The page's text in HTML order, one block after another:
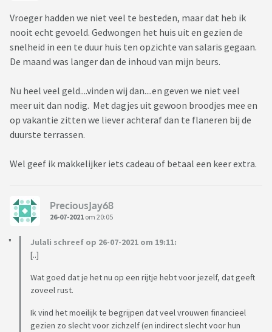
Vroeger hadden we niet veel te besteden, maar dat heb ik
nooit echt gevoeld. Gedwongen het huis uit en gezien de
snelheid in een te duur huis ten opzichte van salaris gegaan.
De maand was langer dan de inhoud van mijn beurs.
Nu heel veel geld....vinden wij dan....en geven we niet veel
meer uit dan nodig. Met dagjes uit gewoon broodjes mee en
op vakantie zitten we liever achteraf dan te flaneren bij de
duurste terrassen.
Wel geef ik makkelijker iets cadeau of betaal een keer extra.
PreciousJay68
26-07-2021 om 20:05
Julali schreef op 26-07-2021 om 19:11:
[..]
Wat goed dat je het nu op een rijtje hebt voor jezelf, dat geeft
zoveel rust.
Ik vind het moeilijk te begrijpen dat veel vrouwen financieel
gezien zo slecht voor zichzelf (en indirect slecht voor hun